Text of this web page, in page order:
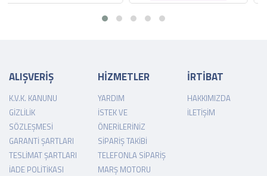
ALIŞVERİŞ
K.V.K. KANUNU
GIZLILIK
SÖZLEŞMESI
GARANTI ŞARTLARI
TESLIMAT ŞARTLARI
İADE POLITIKASI
HİZMETLER
YARDIM
İSTEK VE
ÖNERILERINIZ
SIPARIŞ TAKIBI
TELEFONLA SIPARIŞ
MARŞ MOTORU
İRTİBAT
HAKKIMIZDA
İLETIŞIM